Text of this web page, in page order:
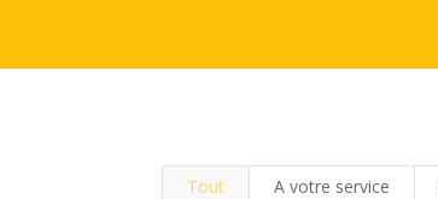
Tout A votre service